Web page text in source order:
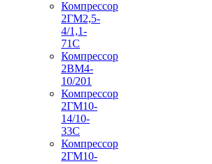
Компрессор
2ГМ2,5-
4/1,1-
71С
Компрессор
2ВМ4-
10/201
Компрессор
2ГМ10-
14/10-
33С
Компрессор
2ГМ10-